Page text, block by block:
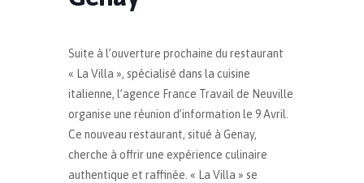
Suite à l’ouverture prochaine du restaurant
« La Villa », spécialisé dans la cuisine
italienne, l’agence France Travail de Neuville
organise une réunion d’information le 9 Avril.
Ce nouveau restaurant, situé à Genay,
cherche à offrir une expérience culinaire
authentique et raffinée. « La Villa » se